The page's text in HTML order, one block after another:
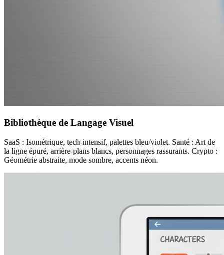
Bibliothèque de Langage Visuel
SaaS : Isométrique, tech-intensif, palettes bleu/violet. Santé : Art de
la ligne épuré, arrière-plans blancs, personnages rassurants. Crypto :
Géométrie abstraite, mode sombre, accents néon.